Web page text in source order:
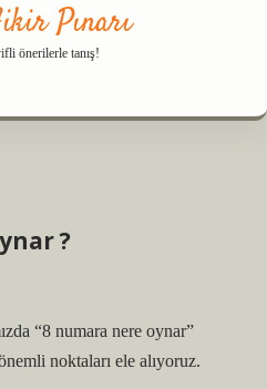
Pınarı
önerilerle tanış!
?
“8 numara nere oynar”
noktaları ele alıyoruz.